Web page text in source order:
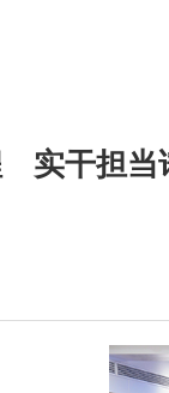
实干担当